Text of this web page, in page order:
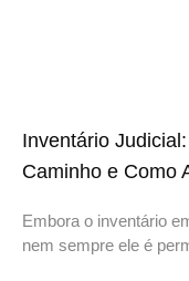
Inventário
Caminho e Como
Embora o inventário
nem sempre ele é